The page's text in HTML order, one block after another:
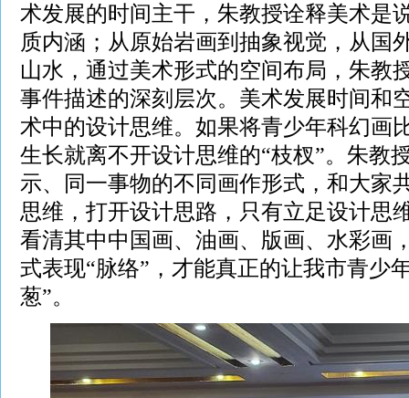
术发展的时间主干，朱教授诠释美术是
质内涵；从原始岩画到抽象视觉，从国
山水，通过美术形式的空间布局，朱教
事件描述的深刻层次。美术发展时间和
术中的设计思维。如果将青少年科幻画
生长就离不开设计思维的“枝杈”。朱教
示、同一事物的不同画作形式，和大家
思维，打开设计思路，只有立足设计思
看清其中中国画、油画、版画、水彩画
式表现“脉络”，才能真正的让我市青少
葱”。